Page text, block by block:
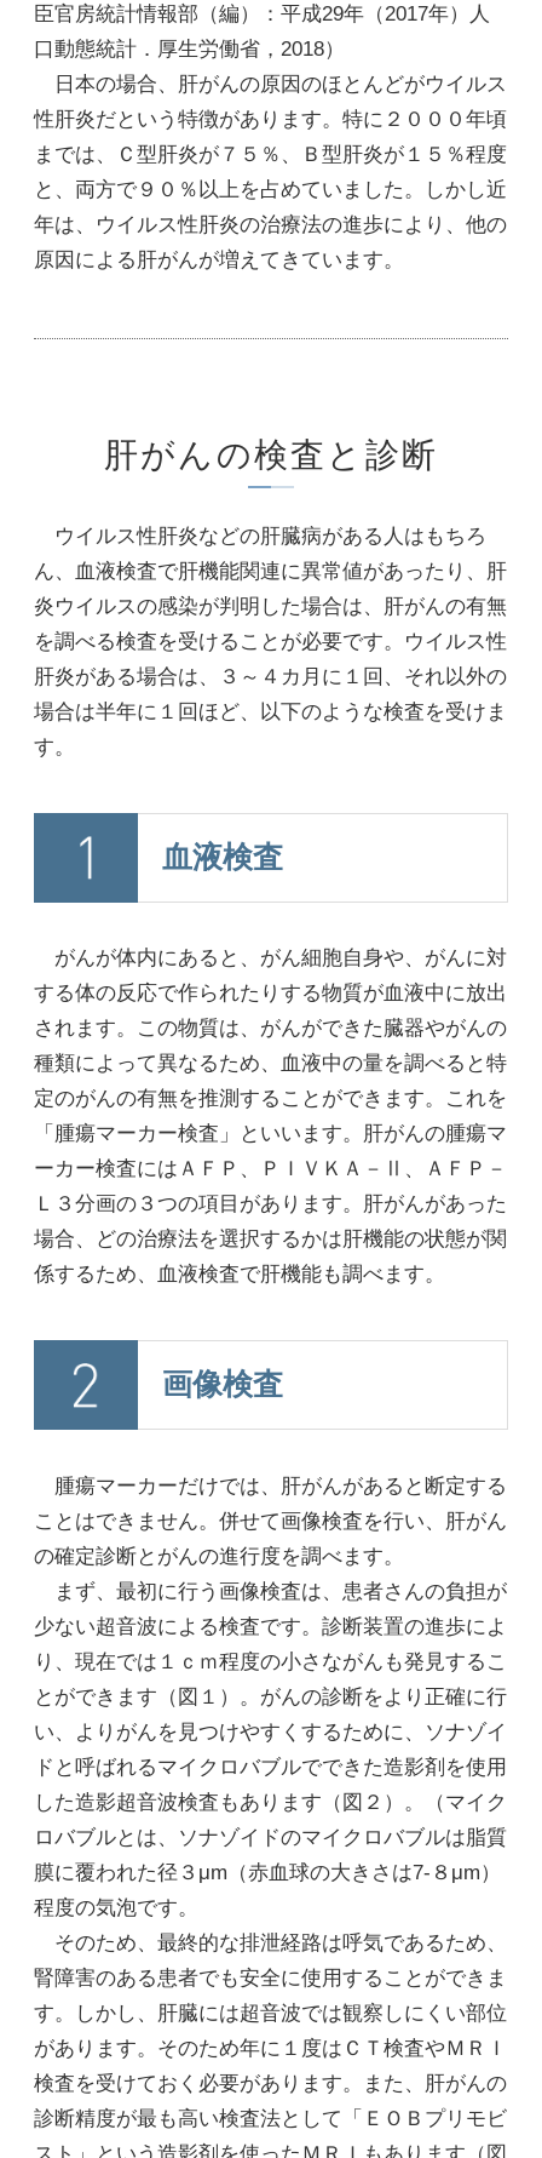
臣官房統計情報部（編）：平成29年（2017年）人
口動態統計．厚生労働省，2018）
日本の場合、肝がんの原因のほとんどがウイルス
性肝炎だという特徴があります。特に２０００年頃
までは、Ｃ型肝炎が７５％、Ｂ型肝炎が１５％程度
と、両方で９０％以上を占めていました。しかし近
年は、ウイルス性肝炎の治療法の進歩により、他の
原因による肝がんが増えてきています。
肝がんの検査と診断
ウイルス性肝炎などの肝臓病がある人はもちろ
ん、血液検査で肝機能関連に異常値があったり、肝
炎ウイルスの感染が判明した場合は、肝がんの有無
を調べる検査を受けることが必要です。ウイルス性
肝炎がある場合は、３～４カ月に１回、それ以外の
場合は半年に１回ほど、以下のような検査を受けま
す。
血液検査
がんが体内にあると、がん細胞自身や、がんに対
する体の反応で作られたりする物質が血液中に放出
されます。この物質は、がんができた臓器やがんの
種類によって異なるため、血液中の量を調べると特
定のがんの有無を推測することができます。これを
「腫瘍マーカー検査」といいます。肝がんの腫瘍マ
ーカー検査にはＡＦＰ、ＰＩＶＫＡ－Ⅱ、ＡＦＰ－
Ｌ３分画の３つの項目があります。肝がんがあった
場合、どの治療法を選択するかは肝機能の状態が関
係するため、血液検査で肝機能も調べます。
画像検査
腫瘍マーカーだけでは、肝がんがあると断定する
ことはできません。併せて画像検査を行い、肝がん
の確定診断とがんの進行度を調べます。
まず、最初に行う画像検査は、患者さんの負担が
少ない超音波による検査です。診断装置の進歩によ
り、現在では１ｃｍ程度の小さながんも発見するこ
とができます（図１）。がんの診断をより正確に行
い、よりがんを見つけやすくするために、ソナゾイ
ドと呼ばれるマイクロバブルでできた造影剤を使用
した造影超音波検査もあります（図２）。（マイク
ロバブルとは、ソナゾイドのマイクロバブルは脂質
膜に覆われた径３μm（赤血球の大きさは7-８μm）
程度の気泡です。
そのため、最終的な排泄経路は呼気であるため、
腎障害のある患者でも安全に使用することができま
す。しかし、肝臓には超音波では観察しにくい部位
があります。そのため年に１度はＣＴ検査やＭＲＩ
検査を受けておく必要があります。また、肝がんの
診断精度が最も高い検査法として「ＥＯＢプリモビ
スト」という造影剤を使ったＭＲＩもあります（図